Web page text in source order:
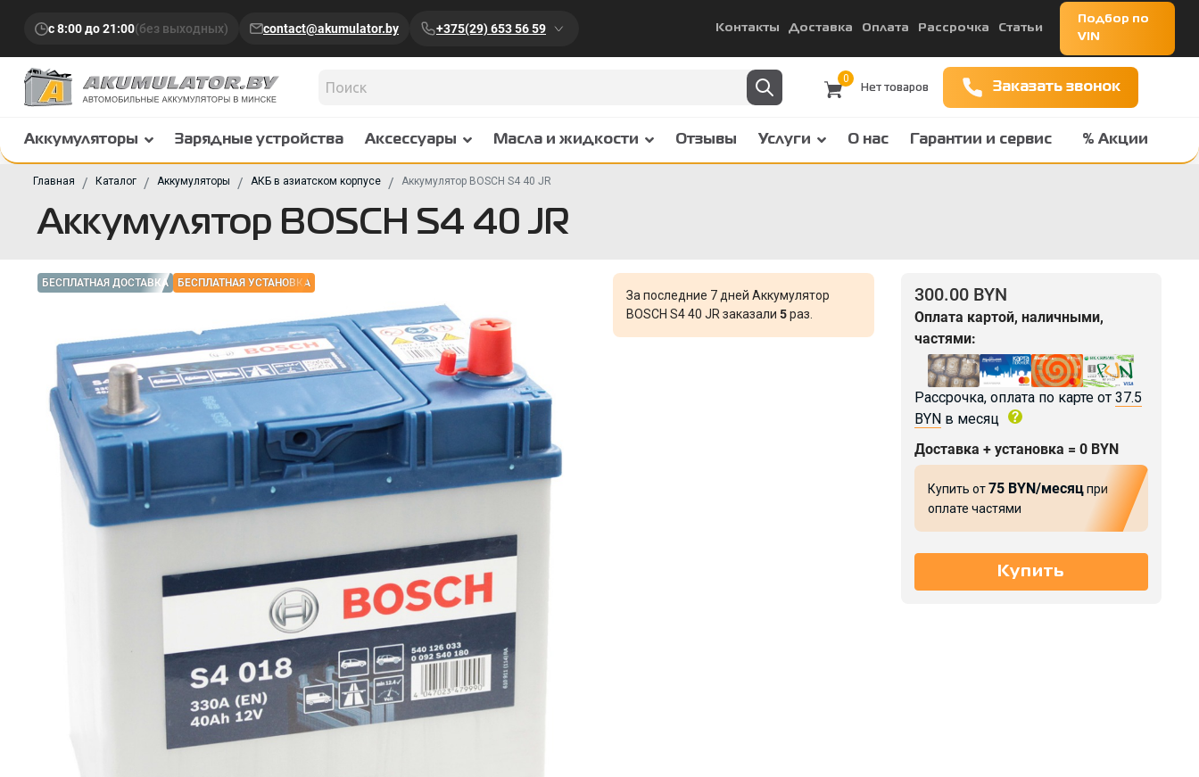
с 8:00 до 21:00(без выходных) contact@akumulator.by +375(29) 653 56 59 Контакты Доставка Оплата Рассрочка Статьи
Подбор по
VIN
0
Заказать звонок
Аккумуляторы Зарядные устройства Аксессуары Масла и жидкости Отзывы Услуги О нас Гарантии и сервис % Акции
Главная Каталог Аккумуляторы АКБ в азиатском корпусе Аккумулятор BOSCH S4 40 JR
Аккумулятор BOSCH S4 40 JR
БЕСПЛАТНАЯ ДОСТАВКА БЕСПЛАТНАЯ УСТАНОВКА
За последние 7 дней Аккумулятор
BOSCH S4 40 JR заказали 5раз.
300.00 BYN
Оплата картой, наличными,
частями:
Рассрочка, оплата по карте от 37.5
BYNв месяц
Доставка + установка = 0 BYN
Купить от75 BYN/месяцпри
оплате частями